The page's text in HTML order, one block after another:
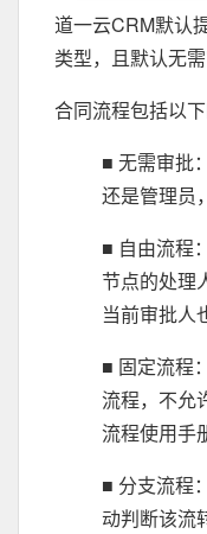
道一云CRM默认
类型，且默认无需
合同流程包括以
■ 无需审批
还是管理员
■ 自由流程
节点的处理
当前审批人
■ 固定流程
流程，不允
流程使用手
■ 分支流程
动判断该流